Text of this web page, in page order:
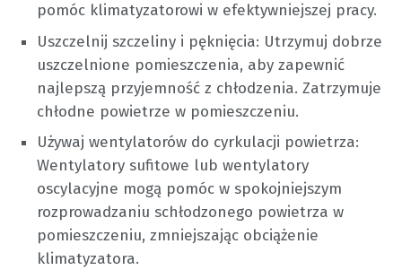
pomóc klimatyzatorowi w efektywniejszej pracy.
Uszczelnij szczeliny i pęknięcia: Utrzymuj dobrze
uszczelnione pomieszczenia, aby zapewnić
najlepszą przyjemność z chłodzenia. Zatrzymuje
chłodne powietrze w pomieszczeniu.
Używaj wentylatorów do cyrkulacji powietrza:
Wentylatory sufitowe lub wentylatory
oscylacyjne mogą pomóc w spokojniejszym
rozprowadzaniu schłodzonego powietrza w
pomieszczeniu, zmniejszając obciążenie
klimatyzatora.